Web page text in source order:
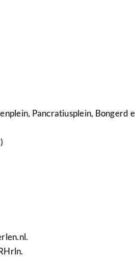
Pancratiusplein, Bongerd